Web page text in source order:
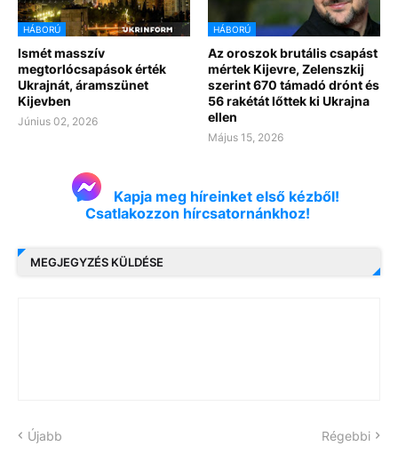
HÁBORÚ
Ismét masszív
megtorlócsapások érték
Ukrajnát, áramszünet
Kijevben
Június 02, 2026
HÁBORÚ
Az oroszok brutális csapást
mértek Kijevre, Zelenszkij
szerint 670 támadó drónt és
56 rakétát lőttek ki Ukrajna
ellen
Május 15, 2026
Kapja meg híreinket első kézből!
Csatlakozzon hírcsatornánkhoz!
MEGJEGYZÉS KÜLDÉSE
Újabb Régebbi